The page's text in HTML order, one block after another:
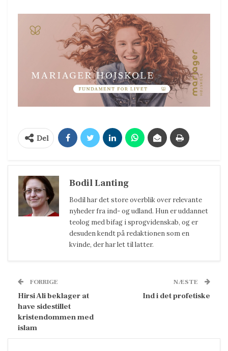
Del
Bodil Lanting
Bodil har det store overblik over relevante
nyheder fra ind- og udland. Hun er uddannet
teolog med bifag i sprogvidenskab, og er
desuden kendt på redaktionen som en
kvinde, der har let til latter.
FORRIGE
Hirsi Ali beklager at
have sidestillet
kristendommen med
islam
NÆSTE
Ind i det profetiske